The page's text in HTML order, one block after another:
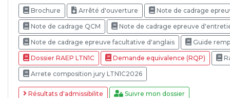
Brochure Arrêté d'ouverture Note de cadrage
Note de cadrage QCM Note de cadrage epreuve
Note de cadrage epreuve facultative d'anglais Guide
Dossier RAEP LTN1C Demande equivalence (RQP)
Arrete composition jury LTN1C2026
Résultats d'admissibilite Suivre mon dossier